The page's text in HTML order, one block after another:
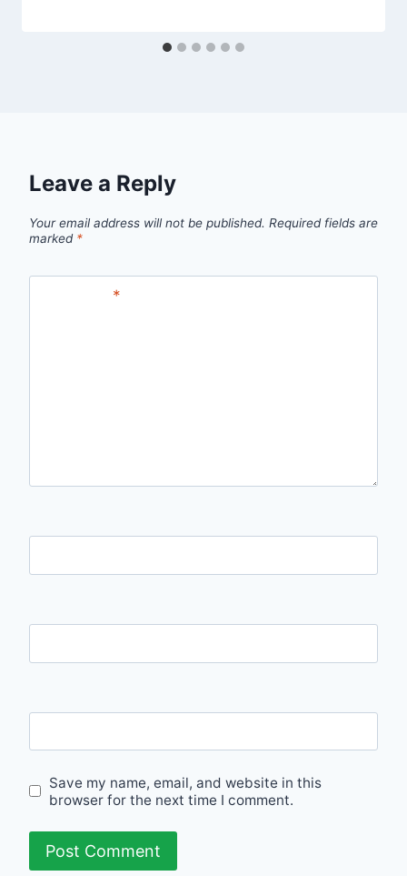
Leave a Reply
Your email address will not be published. Required fields are
marked *
*
Save my name, email, and website in this
browser for the next time I comment.